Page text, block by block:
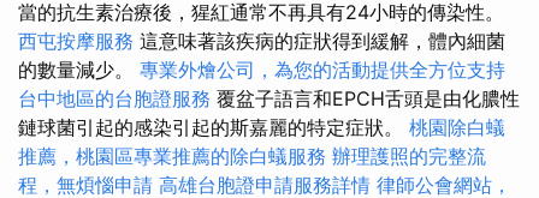
當的抗生素治療後，猩紅通常不再具有24小時的傳染性。
西屯按摩服務 這意味著該疾病的症狀得到緩解，體內細菌
的數量減少。 專業外燴公司，為您的活動提供全方位支持
台中地區的台胞證服務 覆盆子語言和EPCH舌頭是由化膿性
鏈球菌引起的感染引起的斯嘉麗的特定症狀。 桃園除白蟻
推薦，桃園區專業推薦的除白蟻服務 辦理護照的完整流
程，無煩惱申請 高雄台胞證申請服務詳情 律師公會網站，